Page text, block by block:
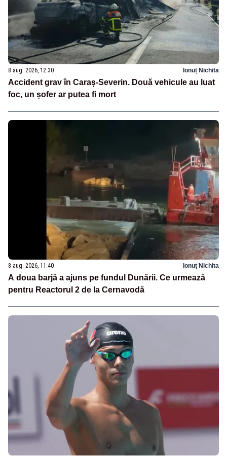
8 aug. 2026, 12:30 Ionuț Nichita
Accident grav în Caraș-Severin. Două vehicule au luat
foc, un șofer ar putea fi mort
8 aug. 2026, 11:40 Ionuț Nichita
A doua barjă a ajuns pe fundul Dunării. Ce urmează
pentru Reactorul 2 de la Cernavodă